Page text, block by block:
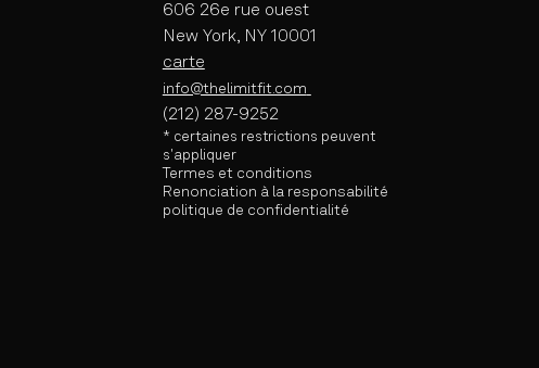
606 26e rue ouest
New York, NY 10001
carte
info@thelimitfit.com
(212) 287-9252
* certaines restrictions peuvent
s'appliquer
Termes et conditions
Renonciation à la responsabilité
politique de confidentialité